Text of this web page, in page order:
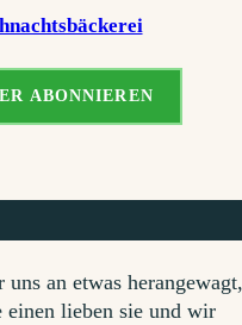
ABONNIEREN
an etwas herangewagt,
lieben sie und wir